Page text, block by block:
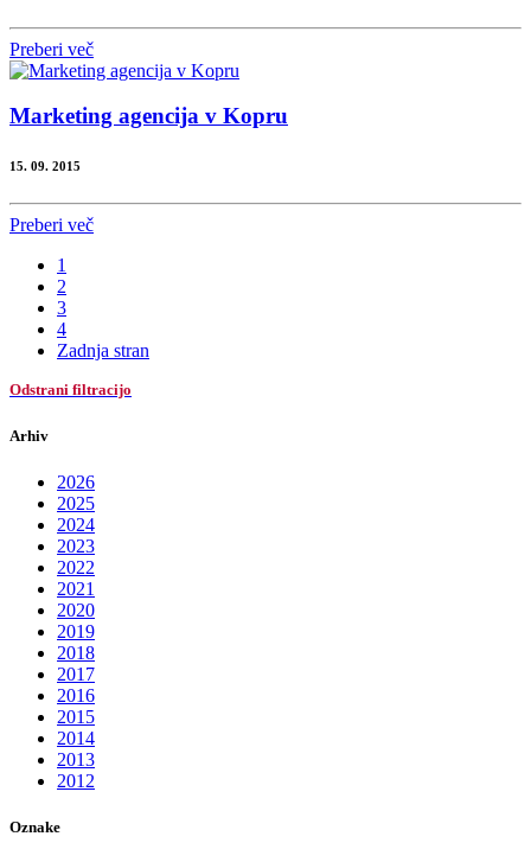
Preberi več
Marketing agencija v Kopru
15. 09. 2015
Preberi več
1
2
3
4
Zadnja stran
Odstrani filtracijo
Arhiv
2026
2025
2024
2023
2022
2021
2020
2019
2018
2017
2016
2015
2014
2013
2012
Oznake